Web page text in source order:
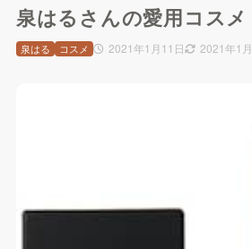
泉はるさんの愛用コスメ
2021年1月11日 2021年1
泉はる コスメ